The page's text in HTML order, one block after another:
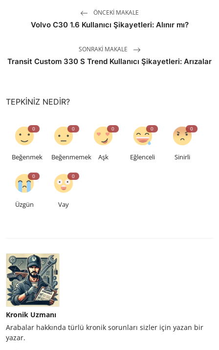
ÖNCEKI MAKALE
Volvo C30 1.6 Kullanıcı Şikayetleri: Alınır mı?
SONRAKI MAKALE
Transit Custom 330 S Trend Kullanıcı Şikayetleri: Arızalar
TEPKINIZ NEDIR?
0
Beğenmek
0
Beğenmemek
0
Aşk
0
Eğlenceli
0
Sinirli
0
Üzgün
0
Vay
Kronik Uzmanı
Arabalar hakkında türlü kronik sorunları sizler için yazan bir
yazar.